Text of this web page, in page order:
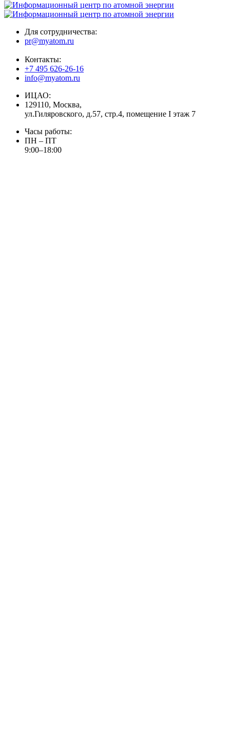
Для сотрудничества:
pr@myatom.ru
Контакты:
+7 495 626-26-16
info@myatom.ru
ИЦАО:
129110, Москва,
ул.Гиляровского, д.57, стр.4, помещение I этаж 7
Часы работы:
ПН – ПТ
9:00–18:00